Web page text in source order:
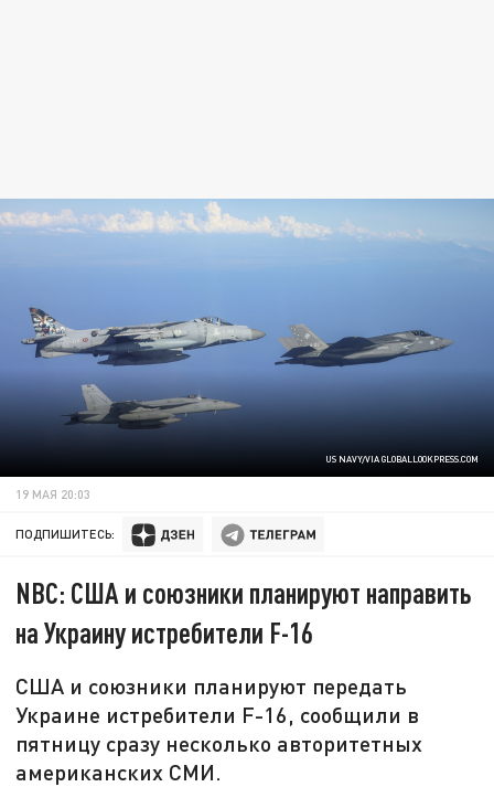
US NAVY/VIA GLOBALLOOKPRESS.COM
19 МАЯ 20:03
ПОДПИШИТЕСЬ:
NBC: США и союзники планируют направить
на Украину истребители F-16
США и союзники планируют передать
Украине истребители F-16, сообщили в
пятницу сразу несколько авторитетных
американских СМИ.